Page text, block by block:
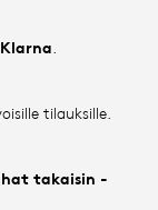
Klarna.
tilauksille.
takaisin -